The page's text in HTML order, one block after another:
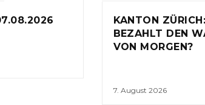
KANTON
BEZAHLT DEN
VON MORGEN?
7. August 2026